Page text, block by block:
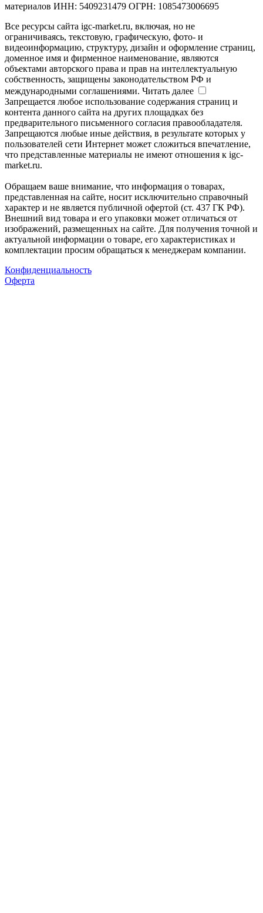
материалов ИНН: 5409231479 ОГРН: 1085473006695
Все ресурсы сайта igc-market.ru, включая, но не
ограничиваясь, текстовую, графическую, фото- и
видеоинформацию, структуру, дизайн и оформление страниц,
доменное имя и фирменное наименование, являются
объектами авторского права и прав на интеллектуальную
собственность, защищены законодательством РФ и
международными соглашениями. Читать далее
Запрещается любое использование содержания страниц и
контента данного сайта на других площадках без
предварительного письменного согласия правообладателя.
Запрещаются любые иные действия, в результате которых у
пользователей сети Интернет может сложиться впечатление,
что представленные материалы не имеют отношения к igc-
market.ru.
Обращаем ваше внимание, что информация о товарах,
представленная на сайте, носит исключительно справочный
характер и не является публичной офертой (ст. 437 ГК РФ).
Внешний вид товара и его упаковки может отличаться от
изображений, размещенных на сайте. Для получения точной и
актуальной информации о товаре, его характеристиках и
комплектации просим обращаться к менеджерам компании.
Конфиденциальность
Оферта